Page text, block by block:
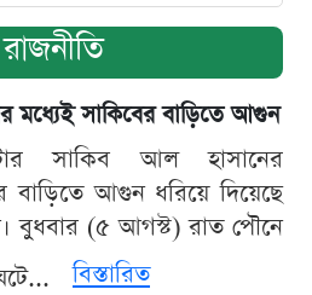
রাজনীতি
মধ্যেই সাকিবের বাড়িতে আগুন
সাকিব আল হাসানের
বাড়িতে আগুন ধরিয়ে দিয়েছে
বুধবার (৫ আগস্ট) রাত পৌনে
বিস্তারিত